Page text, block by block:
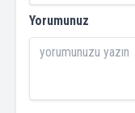
Yorumunuz